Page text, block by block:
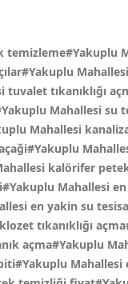
Mahallesi
Mahallesi
kalörifer
Mahallesi
en yakin su
tıkanıklığı
açma#Yakuplu